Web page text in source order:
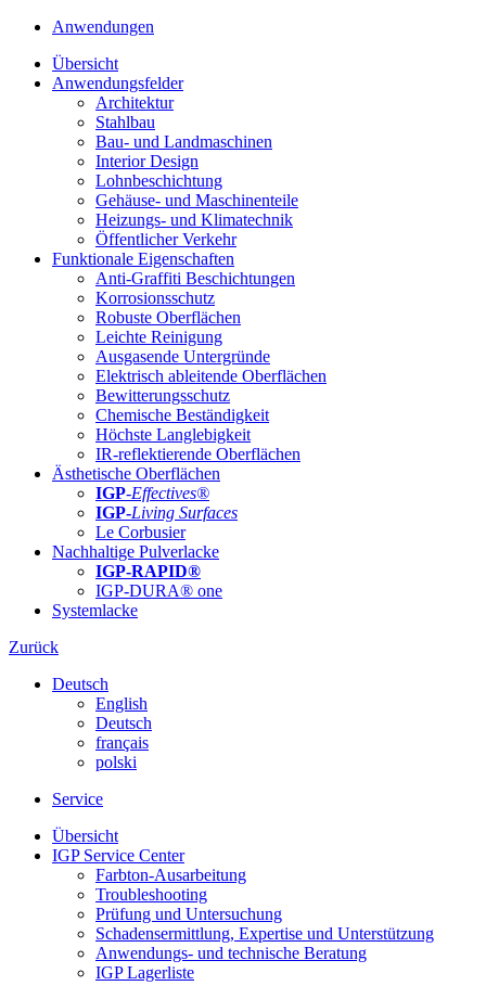
Anwendungen
Übersicht
Anwendungsfelder
Architektur
Stahlbau
Bau- und Landmaschinen
Interior Design
Lohnbeschichtung
Gehäuse- und Maschinenteile
Heizungs- und Klimatechnik
Öffentlicher Verkehr
Funktionale Eigenschaften
Anti-Graffiti Beschichtungen
Korrosionsschutz
Robuste Oberflächen
Leichte Reinigung
Ausgasende Untergründe
Elektrisch ableitende Oberflächen
Bewitterungsschutz
Chemische Beständigkeit
Höchste Langlebigkeit
IR-reflektierende Oberflächen
Ästhetische Oberflächen
IGP-Effectives®
IGP-Living Surfaces
Le Corbusier
Nachhaltige Pulverlacke
IGP-RAPID®
IGP-DURA® one
Systemlacke
Zurück
Deutsch
English
Deutsch
français
polski
Service
Übersicht
IGP Service Center
Farbton-Ausarbeitung
Troubleshooting
Prüfung und Untersuchung
Schadensermittlung, Expertise und Unterstützung
Anwendungs- und technische Beratung
IGP Lagerliste